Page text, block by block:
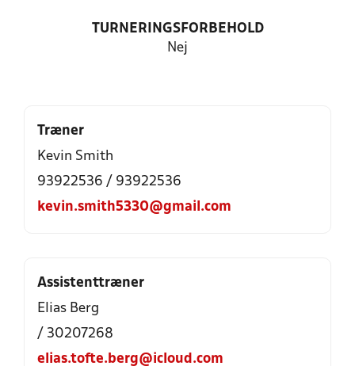
TURNERINGSFORBEHOLD
Nej
Træner
Kevin Smith
93922536 / 93922536
kevin.smith5330@gmail.com
Assistenttræner
Elias Berg
/ 30207268
elias.tofte.berg@icloud.com